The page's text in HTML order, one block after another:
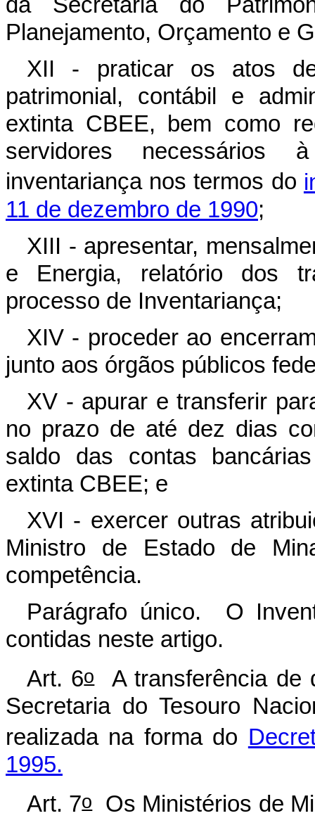
da Secretaria do
Planejamento, Orçamento e
XII - praticar os atos de
patrimonial, contábil e
extinta CBEE, bem como
servidores
inventariança nos termos do
11 de dezembro de 1990;
XIII - apresentar,
e Energia, relatório dos
processo de Inventariança;
XIV - proceder ao
junto aos órgãos públicos
XV - apurar e transferir
no prazo de até dez dias
saldo das contas
extinta CBEE; e
XVI - exercer outras
Ministro de Estado de
competência.
Parágrafo único. O
contidas neste artigo.
Art. 6oA transferência de
Secretaria do Tesouro
realizada na forma do
1995.
Art. 7oOs Ministérios de